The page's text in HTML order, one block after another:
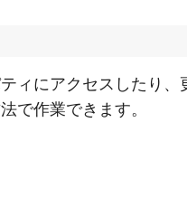
ィにアクセスしたり、
で作業できます。